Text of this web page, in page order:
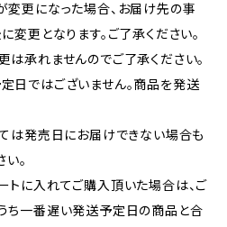
更になった場合、お届け先の事
変更となります。ご了承ください。
承れませんのでご了承ください。
ではございません。商品を発送
は発売日にお届けできない場合も
。
に入れてご購入頂いた場合は、ご
ち一番遅い発送予定日の商品と合